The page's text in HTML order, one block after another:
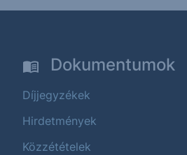
Dokumentumok
Díjjegyzékek
Hirdetmények
Közzétételek